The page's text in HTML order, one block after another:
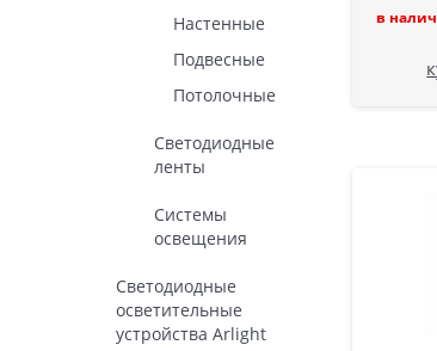
Настенные
Подвесные
Потолочные
Светодиодные
ленты
Системы
освещения
Светодиодные
осветительные
устройства Arlight
в